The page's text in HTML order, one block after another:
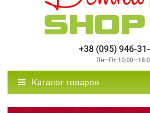
+38 (095) 946-
Пн—Пт
Каталог товаров